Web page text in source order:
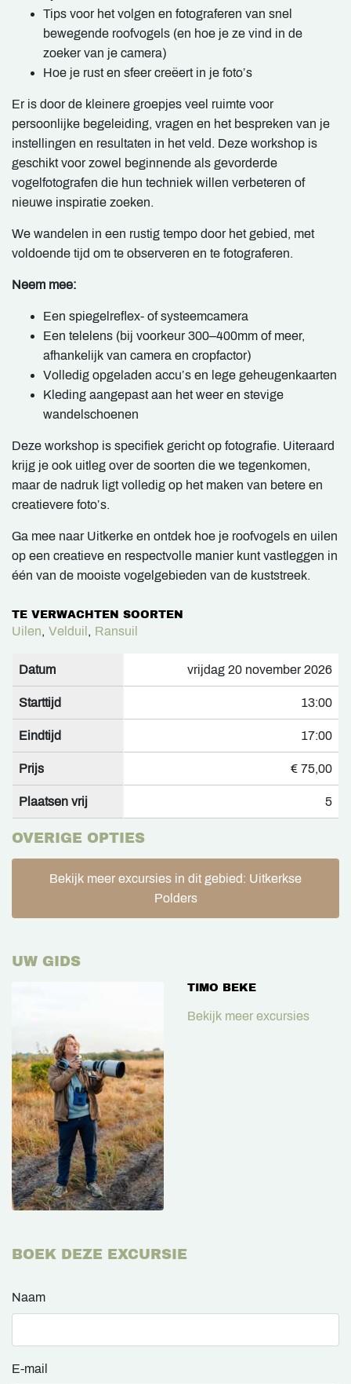
Tips voor het volgen en fotograferen van snel
bewegende roofvogels (en hoe je ze vind in de
zoeker van je camera)
Hoe je rust en sfeer creëert in je foto’s
Er is door de kleinere groepjes veel ruimte voor
persoonlijke begeleiding, vragen en het bespreken van je
instellingen en resultaten in het veld. Deze workshop is
geschikt voor zowel beginnende als gevorderde
vogelfotografen die hun techniek willen verbeteren of
nieuwe inspiratie zoeken.
We wandelen in een rustig tempo door het gebied, met
voldoende tijd om te observeren en te fotograferen.
Neem mee:
Een spiegelreflex- of systeemcamera
Een telelens (bij voorkeur 300–400mm of meer,
afhankelijk van camera en cropfactor)
Volledig opgeladen accu’s en lege geheugenkaarten
Kleding aangepast aan het weer en stevige
wandelschoenen
Deze workshop is specifiek gericht op fotografie. Uiteraard
krijg je ook uitleg over de soorten die we tegenkomen,
maar de nadruk ligt volledig op het maken van betere en
creatievere foto’s.
Ga mee naar Uitkerke en ontdek hoe je roofvogels en uilen
op een creatieve en respectvolle manier kunt vastleggen in
één van de mooiste vogelgebieden van de kuststreek.
TE VERWACHTEN SOORTEN
Uilen, Velduil , Ransuil
Datum vrijdag 20 november 2026
Starttijd 13:00
Eindtijd 17:00
Prijs € 75,00
Plaatsen vrij 5
OVERIGE OPTIES
Bekijk meer excursies in dit gebied: Uitkerkse
Polders
UW GIDS
TIMO BEKE
Bekijk meer excursies
BOEK DEZE EXCURSIE
Naam
E-mail